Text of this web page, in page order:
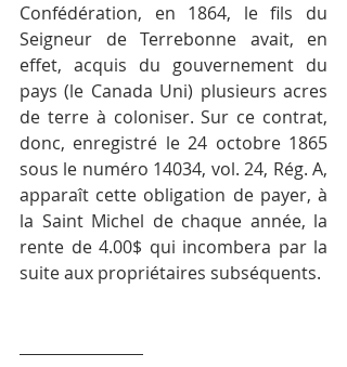
Confédération, en 1864, le fils du
Seigneur de Terrebonne avait, en
effet, acquis du gouvernement du
pays (le Canada Uni) plusieurs acres
de terre à coloniser. Sur ce contrat,
donc, enregistré le 24 octobre 1865
sous le numéro 14034, vol. 24, Rég. A,
apparaît cette obligation de payer, à
la Saint Michel de chaque année, la
rente de 4.00$ qui incombera par la
suite aux propriétaires subséquents.